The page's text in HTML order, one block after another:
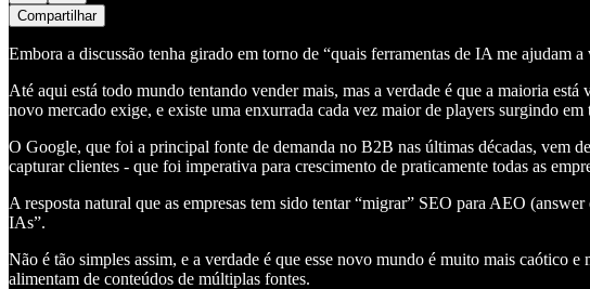
Compartilhar
Embora a discussão tenha girado em torno de “quais ferramentas de IA me
Até aqui está todo mundo tentando vender mais, mas a verdade é que a maioria
novo mercado exige, e existe uma enxurrada cada vez maior de players surgindo em
O Google, que foi a principal fonte de demanda no B2B nas últimas décadas, vem
capturar clientes - que foi imperativa para crescimento de praticamente todas as
A resposta natural que as empresas tem sido tentar “migrar” SEO para AEO
IAs”.
Não é tão simples assim, e a verdade é que esse novo mundo é muito mais caótico
alimentam de conteúdos de múltiplas fontes.